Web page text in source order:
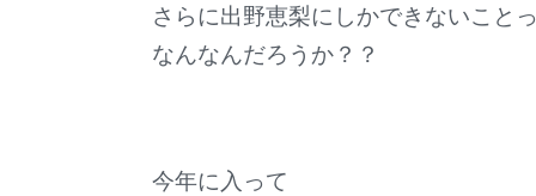
さらに出野恵梨にしかできないこと
なんなんだろうか？？
今年に入って